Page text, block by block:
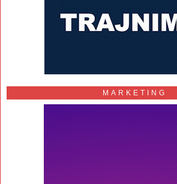
MARKETING